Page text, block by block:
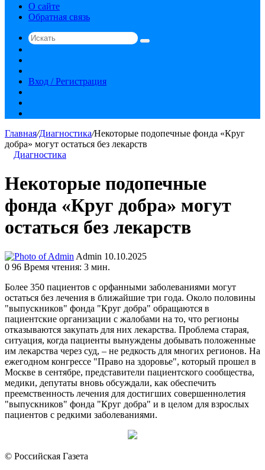
О сайте
Обратная связь
Искать
статья
Вход / Регистрация
Главная/Диагностика/Некоторые подопечные фонда «Круг
добра» могут остаться без лекарств
Диагностика
Некоторые подопечные
фонда «Круг добра» могут
остаться без лекарств
Admin Send
an
10.10.2025
0 96 Время чтения: 3 мин.
Более 350 пациентов с орфанными заболеваниями могут
остаться без лечения в ближайшие три года. Около половины
"выпускников" фонда "Круг добра" обращаются в
пациентские организации с жалобами на то, что регионы
отказываются закупать для них лекарства. Проблема старая,
ситуация, когда пациенты вынуждены добывать положенные
им лекарства через суд, – не редкость для многих регионов. На
ежегодном конгрессе "Право на здоровье", который прошел в
Москве в сентябре, представители пациентского сообщества,
медики, депутаты вновь обсуждали, как обеспечить
преемственность лечения для достигших совершеннолетия
"выпускников" фонда "Круг добра" и в целом для взрослых
пациентов с редкими заболеваниями.
© Российская Газета